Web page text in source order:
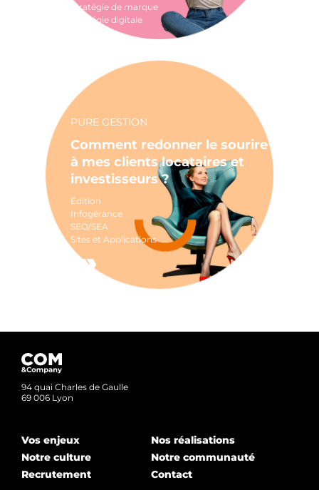
Stratégie de marque
Stratégie digitale
PURE GESTION
Comment redonner le sourire
à mes clients locataires et
investisseurs ?
Édition
Infogérance
SEO/SEA
Sites et Applications
94 quai Charles de Gaulle
69 006 Lyon
Vos enjeux
Notre culture
Recrutement
Nos réalisations
Notre communauté
Contact